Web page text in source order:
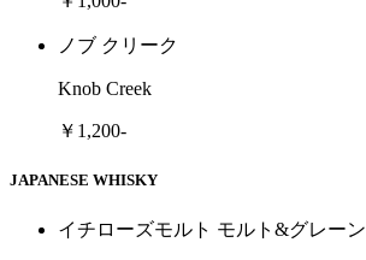
ノブ クリーク
Knob Creek
￥1,200-
JAPANESE WHISKY
イチローズモルト モルト&グレーン